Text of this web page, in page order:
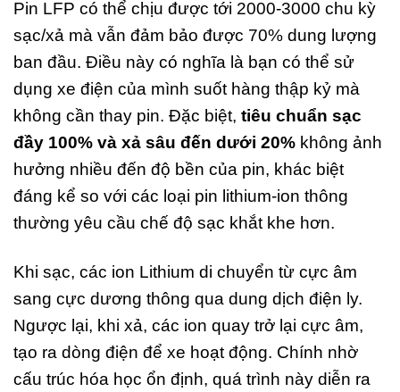
Pin LFP có thể chịu được tới 2000-3000 chu kỳ
sạc/xả mà vẫn đảm bảo được 70% dung lượng
ban đầu. Điều này có nghĩa là bạn có thể sử
dụng xe điện của mình suốt hàng thập kỷ mà
không cần thay pin. Đặc biệt, tiêu chuẩn sạc
đầy 100% và xả sâu đến dưới 20% không ảnh
hưởng nhiều đến độ bền của pin, khác biệt
đáng kể so với các loại pin lithium-ion thông
thường yêu cầu chế độ sạc khắt khe hơn.
Khi sạc, các ion Lithium di chuyển từ cực âm
sang cực dương thông qua dung dịch điện ly.
Ngược lại, khi xả, các ion quay trở lại cực âm,
tạo ra dòng điện để xe hoạt động. Chính nhờ
cấu trúc hóa học ổn định, quá trình này diễn ra